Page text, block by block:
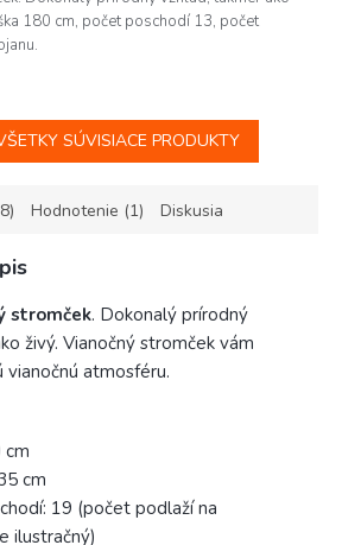
180 cm, počet poschodí 13, počet
SÚVISIACE PRODUKTY
Hodnotenie (1) Diskusia
stromček. Dokonalý prírodný
živý. Vianočný stromček vám
vianočnú atmosféru.
cm
cm
19 (počet podlaží na
ilustračný)